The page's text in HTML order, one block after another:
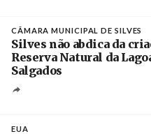
CÂMARA MUNICIPAL DE SILVES
Silves não abdica da
Reserva Natural da
Salgados
EUA